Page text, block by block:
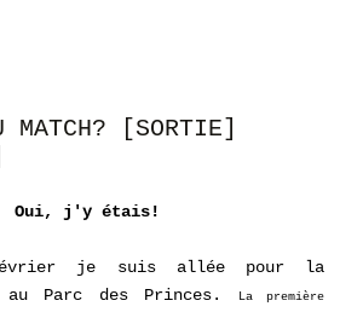
[SORTIE]
Oui, j'y étais!
je suis allée pour la
au Parc des Princes.
La première